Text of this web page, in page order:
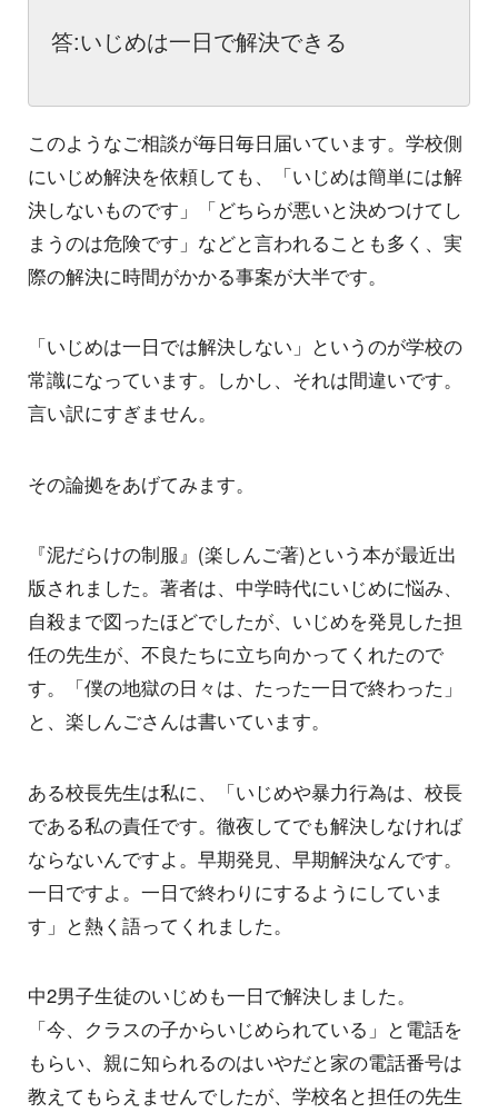
答:いじめは一日で解決できる
このようなご相談が毎日毎日届いています。学校側
にいじめ解決を依頼しても、「いじめは簡単には解
決しないものです」「どちらが悪いと決めつけてし
まうのは危険です」などと言われることも多く、実
際の解決に時間がかかる事案が大半です。
「いじめは一日では解決しない」というのが学校の
常識になっています。しかし、それは間違いです。
言い訳にすぎません。
その論拠をあげてみます。
『泥だらけの制服』(楽しんご著)という本が最近出
版されました。著者は、中学時代にいじめに悩み、
自殺まで図ったほどでしたが、いじめを発見した担
任の先生が、不良たちに立ち向かってくれたので
す。「僕の地獄の日々は、たった一日で終わった」
と、楽しんごさんは書いています。
ある校長先生は私に、「いじめや暴力行為は、校長
である私の責任です。徹夜してでも解決しなければ
ならないんですよ。早期発見、早期解決なんです。
一日ですよ。一日で終わりにするようにしていま
す」と熱く語ってくれました。
中2男子生徒のいじめも一日で解決しました。
「今、クラスの子からいじめられている」と電話を
もらい、親に知られるのはいやだと家の電話番号は
教えてもらえませんでしたが、学校名と担任の先生